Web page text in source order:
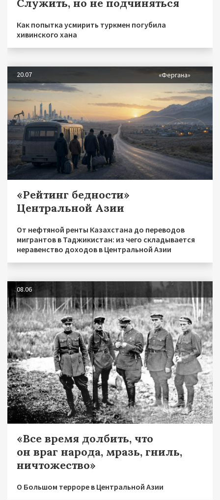
Служить, но не подчиняться
Как попытка усмирить туркмен погубила
хивинского хана
20.07 «Фергана»
«Рейтинг бедности»
Центральной Азии
От нефтяной ренты Казахстана до переводов
мигрантов в Таджикистан: из чего складывается
неравенство доходов в Центральной Азии
08.06
«Все время долбить, что
он враг народа, мразь, гниль,
ничтожество»
О Большом терроре в Центральной Азии